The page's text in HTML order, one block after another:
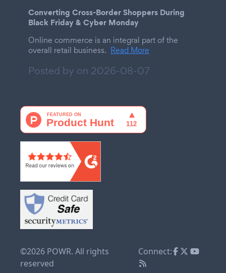
Converting Cross-Border Shoppers During
Black Friday & Cyber Monday
Online commerce is an integral part of the
overall retail business. Read More
Posted by on 2026-08-07
©2026 POWR. All rights
reserved
Connect: